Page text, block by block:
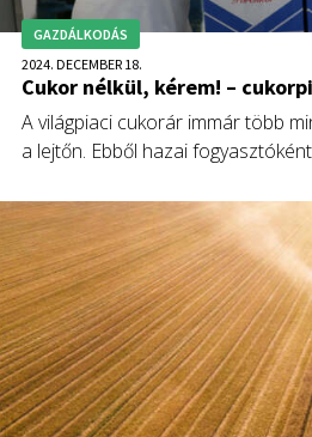
GAZDÁLKODÁS
2024. DECEMBER 18.
Cukor nélkül, kérem! –
A világpiaci cukorár immár több
a lejtőn. Ebből hazai
előrejelzést adjak a cukorszektor
nemzetközi trendek tükrében.